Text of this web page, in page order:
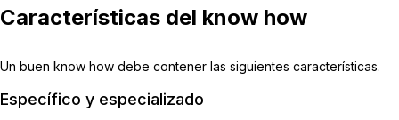
Características del know how
Un buen know how debe contener las siguientes características.
Específico y especializado